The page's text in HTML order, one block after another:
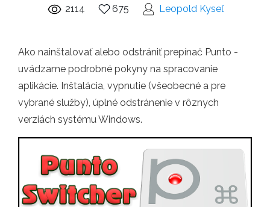
2114 675 Leopold Kyseľ
Ako nainštalovať alebo odstrániť prepínač Punto -
uvádzame podrobné pokyny na spracovanie
aplikácie. Inštalácia, vypnutie (všeobecné a pre
vybrané služby), úplné odstránenie v rôznych
verziách systému Windows.